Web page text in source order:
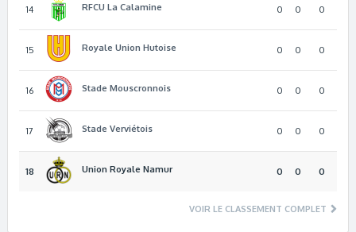
14 RFCU La Calamine 0 0 0
15 Royale Union Hutoise 0 0 0
16 Stade Mouscronnois 0 0 0
17 Stade Verviétois 0 0 0
18 Union Royale Namur 0 0 0
VOIR LE CLASSEMENT COMPLET